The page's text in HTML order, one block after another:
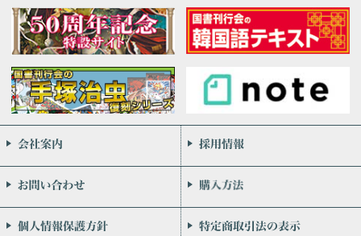
会社案内
お問い合わせ
個人情報保護方針